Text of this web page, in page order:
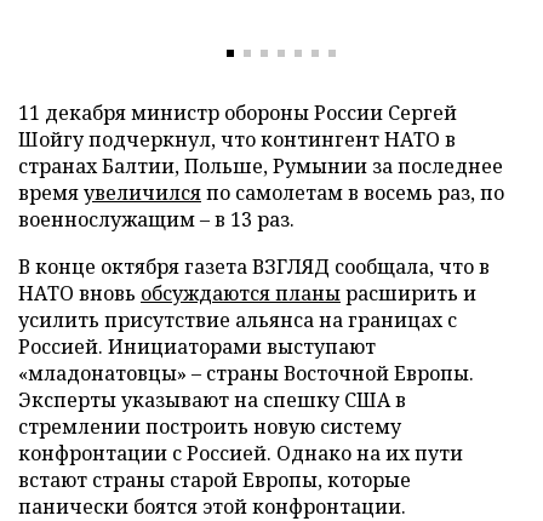
11 декабря министр обороны России Сергей
Шойгу подчеркнул, что контингент НАТО в
странах Балтии, Польше, Румынии за последнее
времяувеличилсяпо самолетам в восемь раз, по
военнослужащим – в 13 раз.
В конце октября газета ВЗГЛЯД сообщала, что в
НАТО вновь обсуждаются планырасширить и
усилить присутствие альянса на границах с
Россией. Инициаторами выступают
«младонатовцы» – страны Восточной Европы.
Эксперты указывают на спешку США в
стремлении построить новую систему
конфронтации с Россией. Однако на их пути
встают страны старой Европы, которые
панически боятся этой конфронтации.